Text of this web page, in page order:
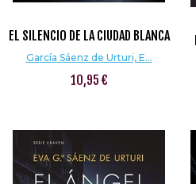
EL SILENCIO DE LA CIUDAD BLANCA
García Sáenz de Urturi, E...
10,95 €